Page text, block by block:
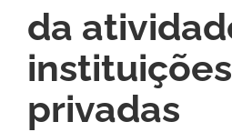
da
instituições
privadas